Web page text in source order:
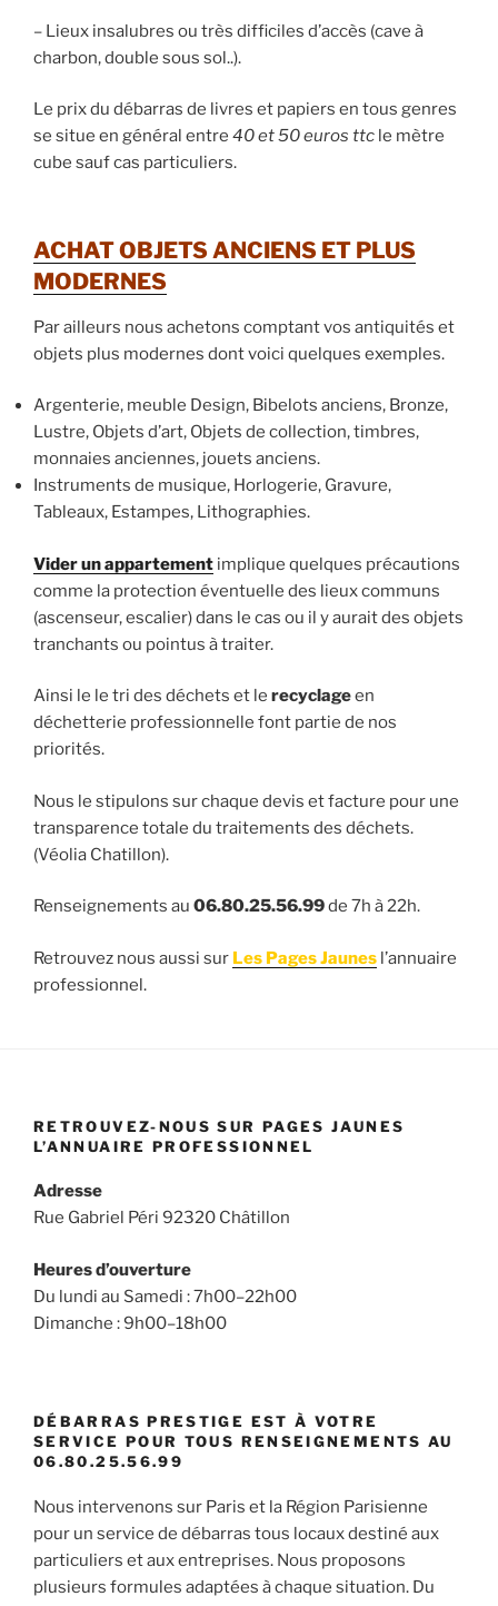
– Lieux insalubres ou très difficiles d’accès (cave à
charbon, double sous sol..).
Le prix du débarras de livres et papiers en tous genres
se situe en général entre 40 et 50 euros ttc le mètre
cube sauf cas particuliers.
ACHAT OBJETS ANCIENS ET PLUS
MODERNES
Par ailleurs nous achetons comptant vos antiquités et
objets plus modernes dont voici quelques exemples.
Argenterie, meuble Design, Bibelots anciens, Bronze,
Lustre, Objets d’art, Objets de collection, timbres,
monnaies anciennes, jouets anciens.
Instruments de musique, Horlogerie, Gravure,
Tableaux, Estampes, Lithographies.
Vider un appartement implique quelques précautions
comme la protection éventuelle des lieux communs
(ascenseur, escalier) dans le cas ou il y aurait des objets
tranchants ou pointus à traiter.
Ainsi le le tri des déchets et le recyclageen
déchetterie professionnelle font partie de nos
priorités.
Nous le stipulons sur chaque devis et facture pour une
transparence totale du traitements des déchets.
(Véolia Chatillon).
Renseignements au 06.80.25.56.99de 7h à 22h.
Retrouvez nous aussi sur Les Pages Jaunes l’annuaire
professionnel.
RETROUVEZ-NOUS SUR PAGES JAUNES
L’ANNUAIRE PROFESSIONNEL
Adresse
Rue Gabriel Péri 92320 Châtillon
Heures d’ouverture
Du lundi au Samedi : 7h00–22h00
Dimanche : 9h00–18h00
DÉBARRAS PRESTIGE EST À VOTRE
SERVICE POUR TOUS RENSEIGNEMENTS AU
06.80.25.56.99
Nous intervenons sur Paris et la Région Parisienne
pour un service de débarras tous locaux destiné aux
particuliers et aux entreprises. Nous proposons
plusieurs formules adaptées à chaque situation. Du